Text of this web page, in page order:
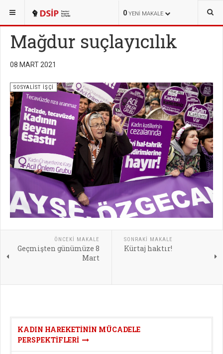
0 YENI MAKALE
BURADASINIZ: YAYINLAR SOSYALİST İŞÇİ
Mağdur suçlayıcılık
08 MART 2021
SOSYALİST İŞÇİ
ÖNCEKI MAKALE
Geçmişten günümüze 8
Mart
SONRAKI MAKALE
Kürtaj haktır!
KADIN HAREKETININ MÜCADELE
PERSPEKTIFLERI